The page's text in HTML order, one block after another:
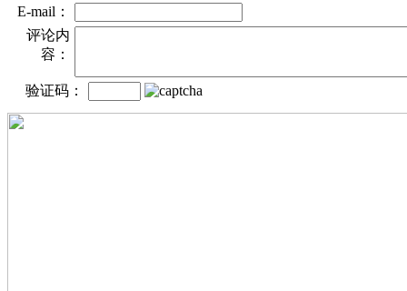
E-mail：
评论内
容：
验证码：